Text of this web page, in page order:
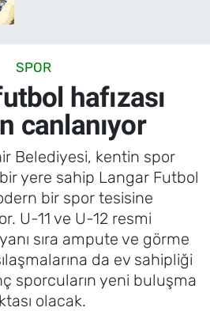
SPOR
hafızası
canlanıyor
Belediyesi, kentin spor
yere sahip Langar Futbol
bir spor tesisine
U-11 ve U-12 resmi
sıra ampute ve görme
da ev sahipliği
sporcuların yeni buluşma
olacak.